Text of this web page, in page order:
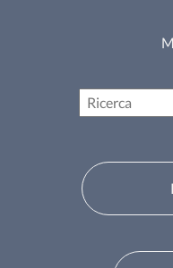
Ricerca